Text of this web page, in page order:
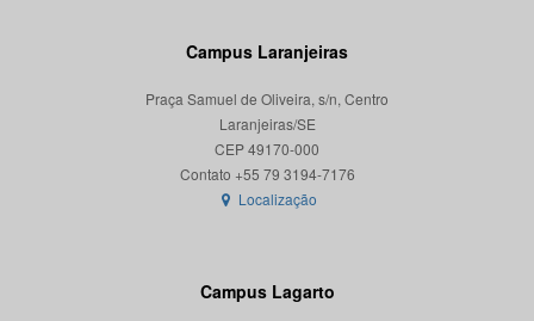
Campus Laranjeiras
Praça Samuel de Oliveira, s/n, Centro
Laranjeiras/SE
CEP 49170-000
Localização
Campus Lagarto